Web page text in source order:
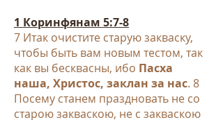
1 Коринфянам 5:7-8
7 Итак очистите старую закваску,
чтобы быть вам новым тестом, так
как вы бесквасны, ибо Пасха
наша, Христос, заклан за нас. 8
Посему станем праздновать не со
старою закваскою, не с закваскою